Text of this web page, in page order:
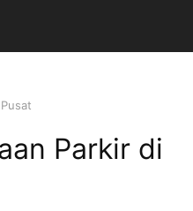
Parkir di